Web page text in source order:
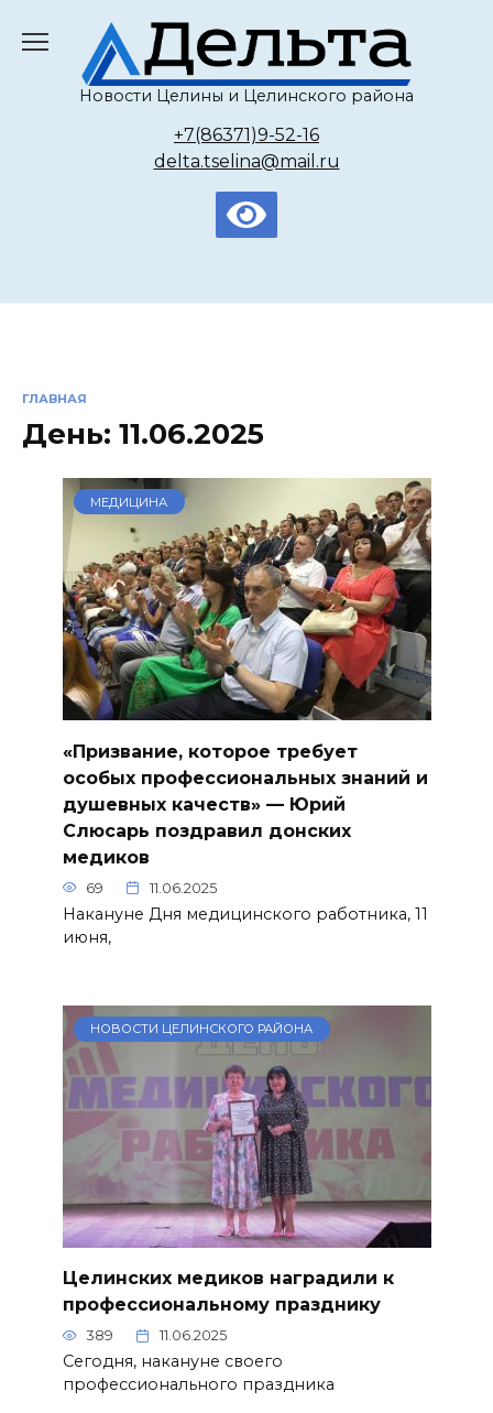
содержанию
Новости Целины и Целинского района
+7(86371)9-52-16
delta.tselina@mail.ru
ГЛАВНАЯ
День: 11.06.2025
МЕДИЦИНА
«Призвание, которое требует
особых профессиональных знаний и
душевных качеств» — Юрий
Слюсарь поздравил донских
медиков
69 11.06.2025
Накануне Дня медицинского работника, 11
июня,
НОВОСТИ ЦЕЛИНСКОГО РАЙОНА
Целинских медиков наградили к
профессиональному празднику
389 11.06.2025
Сегодня, накануне своего
профессионального праздника